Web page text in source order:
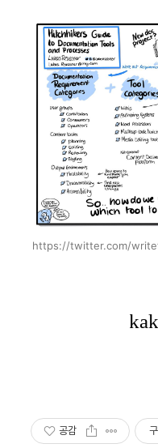
https://twitter.com/
공감